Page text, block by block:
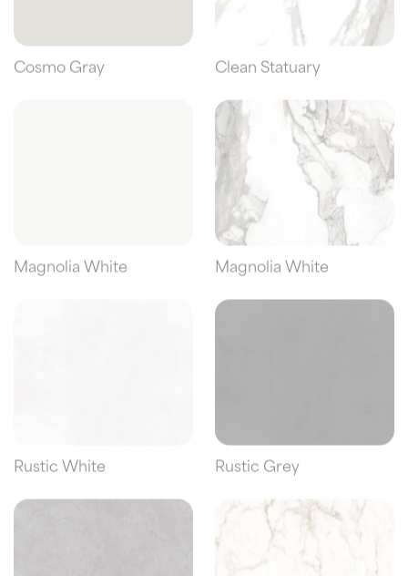
Clean Statuary
Magnolia White